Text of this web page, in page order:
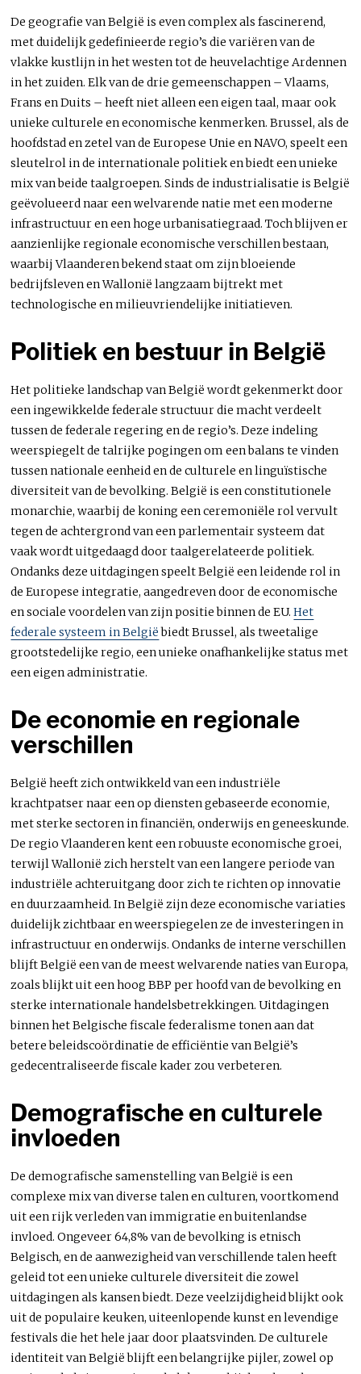
De geografie van België is even complex als fascinerend,
met duidelijk gedefinieerde regio’s die variëren van de
vlakke kustlijn in het westen tot de heuvelachtige Ardennen
in het zuiden. Elk van de drie gemeenschappen – Vlaams,
Frans en Duits – heeft niet alleen een eigen taal, maar ook
unieke culturele en economische kenmerken. Brussel, als de
hoofdstad en zetel van de Europese Unie en NAVO, speelt een
sleutelrol in de internationale politiek en biedt een unieke
mix van beide taalgroepen. Sinds de industrialisatie is België
geëvolueerd naar een welvarende natie met een moderne
infrastructuur en een hoge urbanisatiegraad. Toch blijven er
aanzienlijke regionale economische verschillen bestaan,
waarbij Vlaanderen bekend staat om zijn bloeiende
bedrijfsleven en Wallonië langzaam bijtrekt met
technologische en milieuvriendelijke initiatieven.
Politiek en bestuur in België
Het politieke landschap van België wordt gekenmerkt door
een ingewikkelde federale structuur die macht verdeelt
tussen de federale regering en de regio’s. Deze indeling
weerspiegelt de talrijke pogingen om een balans te vinden
tussen nationale eenheid en de culturele en linguïstische
diversiteit van de bevolking. België is een constitutionele
monarchie, waarbij de koning een ceremoniële rol vervult
tegen de achtergrond van een parlementair systeem dat
vaak wordt uitgedaagd door taalgerelateerde politiek.
Ondanks deze uitdagingen speelt België een leidende rol in
de Europese integratie, aangedreven door de economische
en sociale voordelen van zijn positie binnen de EU.Het
federale systeem in Belgiëbiedt Brussel, als tweetalige
grootstedelijke regio, een unieke onafhankelijke status met
een eigen administratie.
De economie en regionale
verschillen
België heeft zich ontwikkeld van een industriële
krachtpatser naar een op diensten gebaseerde economie,
met sterke sectoren in financiën, onderwijs en geneeskunde.
De regio Vlaanderen kent een robuuste economische groei,
terwijl Wallonië zich herstelt van een langere periode van
industriële achteruitgang door zich te richten op innovatie
en duurzaamheid. In België zijn deze economische variaties
duidelijk zichtbaar en weerspiegelen ze de investeringen in
infrastructuur en onderwijs. Ondanks de interne verschillen
blijft België een van de meest welvarende naties van Europa,
zoals blijkt uit een hoog BBP per hoofd van de bevolking en
sterke internationale handelsbetrekkingen. Uitdagingen
binnen het Belgische fiscale federalisme tonen aan dat
betere beleidscoördinatie de efficiëntie van België’s
gedecentraliseerde fiscale kader zou verbeteren.
Demografische en culturele
invloeden
De demografische samenstelling van België is een
complexe mix van diverse talen en culturen, voortkomend
uit een rijk verleden van immigratie en buitenlandse
invloed. Ongeveer 64,8% van de bevolking is etnisch
Belgisch, en de aanwezigheid van verschillende talen heeft
geleid tot een unieke culturele diversiteit die zowel
uitdagingen als kansen biedt. Deze veelzijdigheid blijkt ook
uit de populaire keuken, uiteenlopende kunst en levendige
festivals die het hele jaar door plaatsvinden. De culturele
identiteit van België blijft een belangrijke pijler, zowel op